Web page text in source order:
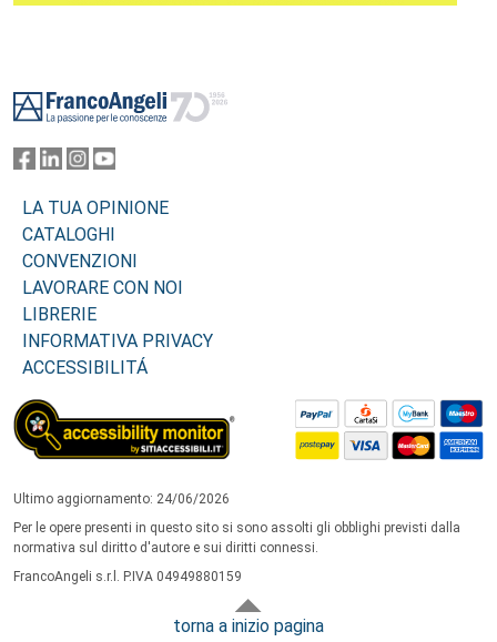
LA TUA OPINIONE
CATALOGHI
CONVENZIONI
LAVORARE CON NOI
LIBRERIE
INFORMATIVA PRIVACY
ACCESSIBILITÁ
Ultimo aggiornamento: 24/06/2026
Per le opere presenti in questo sito si sono assolti gli obblighi previsti dalla
normativa sul diritto d'autore e sui diritti connessi.
FrancoAngeli s.r.l. P.IVA 04949880159
torna a inizio pagina